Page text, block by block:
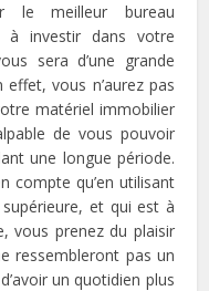
le meilleur bureau
à investir dans votre
sera d’une grande
vous n’aurez pas
matériel immobilier
de vous pouvoir
une longue période.
compte qu’en utilisant
et qui est à
vous prenez du plaisir
ressembleront pas un
un quotidien plus